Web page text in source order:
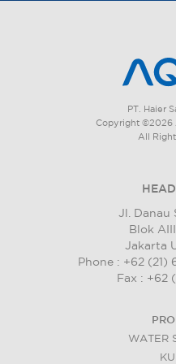
PT. Haier
Copyright ©2026
All
Jl. Danau
Blok
Jakarta
Phone : +62
Fax : +62
WATER